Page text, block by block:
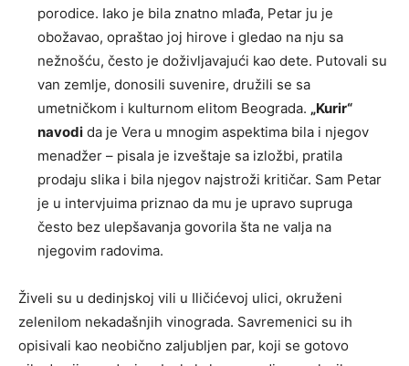
porodice. Iako je bila znatno mlađa, Petar ju je
obožavao, opraštao joj hirove i gledao na nju sa
nežnošću, često je doživljavajući kao dete. Putovali su
van zemlje, donosili suvenire, družili se sa
umetničkom i kulturnom elitom Beograda. „Kurir“
navodi da je Vera u mnogim aspektima bila i njegov
menadžer – pisala je izveštaje sa izložbi, pratila
prodaju slika i bila njegov najstroži kritičar. Sam Petar
je u intervjuima priznao da mu je upravo supruga
često bez ulepšavanja govorila šta ne valja na
njegovim radovima.
Živeli su u dedinjskoj vili u Iličićevoj ulici, okruženi
zelenilom nekadašnjih vinograda. Savremenici su ih
opisivali kao neobično zaljubljen par, koji se gotovo